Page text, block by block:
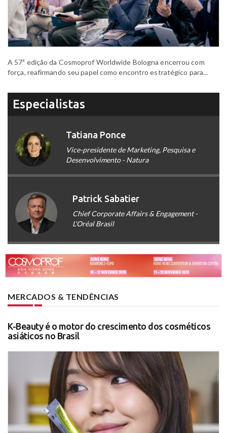
A 57ª edição da Cosmoprof Worldwide Bologna encerrou com
força, reafirmando seu papel como encontro estratégico para...
Especialistas
Tatiana Ponce
Vice-presidente de Marketing, Pesquisa e
Desenvolvimento - Natura
Patrick Sabatier
Chief Corporate Affairs & Engagement -
L'Oréal Brasil
MERCADOS & TENDÊNCIAS
K-Beauty é o motor do crescimento dos cosméticos
asiáticos no Brasil